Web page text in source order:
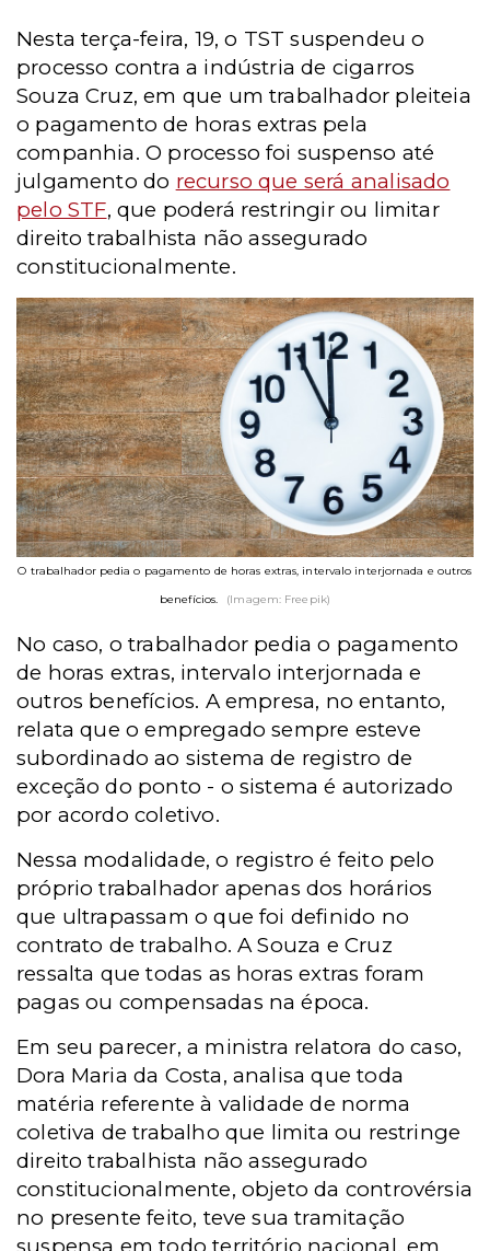
Nesta terça-feira, 19, o TST suspendeu o
processo contra a indústria de cigarros
Souza Cruz, em que um trabalhador pleiteia
o pagamento de horas extras pela
companhia. O processo foi suspenso até
julgamento do recurso que será analisado
pelo STF, que poderá restringir ou limitar
direito trabalhista não assegurado
constitucionalmente.
O trabalhador pedia o pagamento de horas extras, intervalo interjornada e outros
benefícios.
(Imagem: Freepik)
No caso, o trabalhador pedia o pagamento
de horas extras, intervalo interjornada e
outros benefícios. A empresa, no entanto,
relata que o empregado sempre esteve
subordinado ao sistema de registro de
exceção do ponto - o sistema é autorizado
por acordo coletivo.
Nessa modalidade, o registro é feito pelo
próprio trabalhador apenas dos horários
que ultrapassam o que foi definido no
contrato de trabalho. A Souza e Cruz
ressalta que todas as horas extras foram
pagas ou compensadas na época.
Em seu parecer, a ministra relatora do caso,
Dora Maria da Costa, analisa que toda
matéria referente à validade de norma
coletiva de trabalho que limita ou restringe
direito trabalhista não assegurado
constitucionalmente, objeto da controvérsia
no presente feito, teve sua tramitação